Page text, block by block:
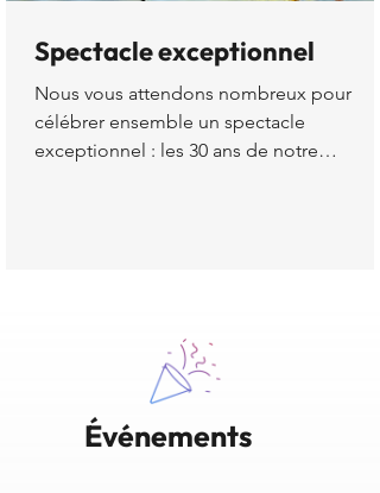
Spectacle exceptionnel
Nous vous attendons nombreux pour
célébrer ensemble un spectacle
exceptionnel : les 30 ans de notre
Événements